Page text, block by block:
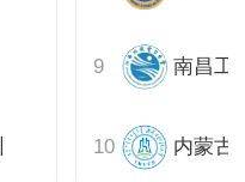
南昌工
内蒙古